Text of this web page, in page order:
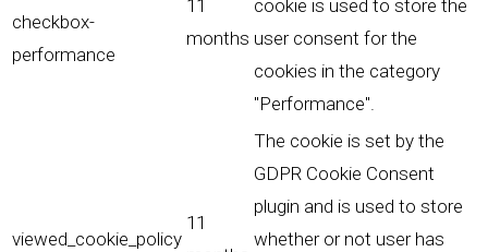
checkbox-
performance
11
months
cookie is used to store the
user consent for the
cookies in the category
"Performance".
viewed_cookie_policy
11
The cookie is set by the
GDPR Cookie Consent
plugin and is used to store
whether or not user has